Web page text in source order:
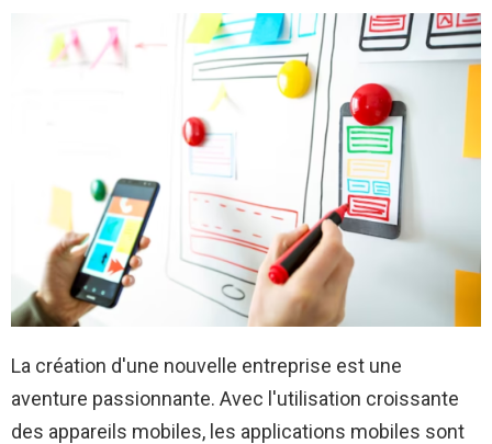
La création d'une nouvelle entreprise est une
aventure passionnante. Avec l'utilisation croissante
des appareils mobiles, les applications mobiles sont